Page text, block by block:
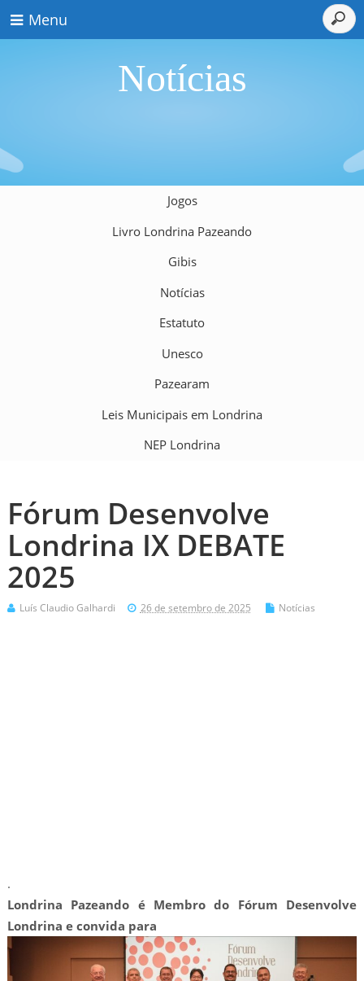
Menu
Notícias
Jogos
Livro Londrina Pazeando
Gibis
Notícias
Estatuto
Unesco
Pazearam
Leis Municipais em Londrina
NEP Londrina
Fórum Desenvolve
Londrina IX DEBATE
2025
Luís Claudio Galhardi 26 de setembro de 2025 Notícias
.
Londrina Pazeando é Membro do Fórum Desenvolve
Londrina e convida para